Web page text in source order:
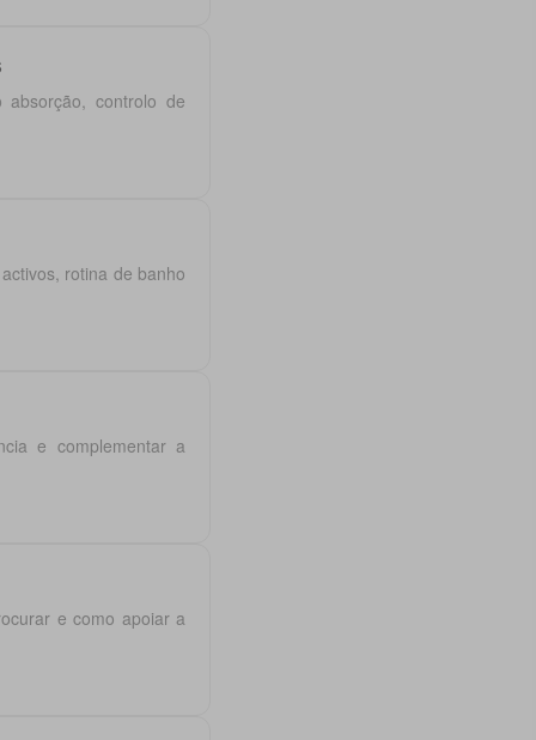
controlo de
rotina de banho
e complementar a
e como apoiar a